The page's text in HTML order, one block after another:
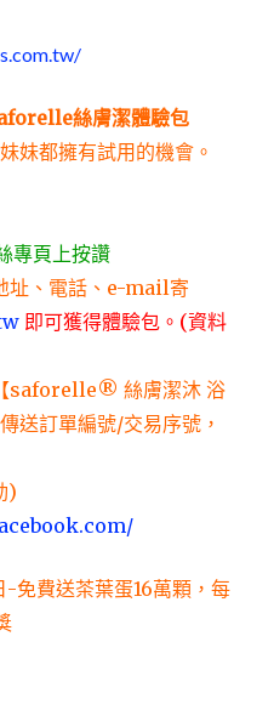
絲膚潔體驗包
妹都擁有試用的機會。
專頁上按讚
址、電話、e-mail寄
即可獲得體驗包。(資料
saforelle® 絲膚潔沐 浴
送訂單編號/交易序號，
)
-免費送茶葉蛋16萬顆，每